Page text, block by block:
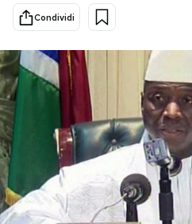
Economia
PODCAST
NEWSLETTER
I MIEI PREFERITI
Condividi